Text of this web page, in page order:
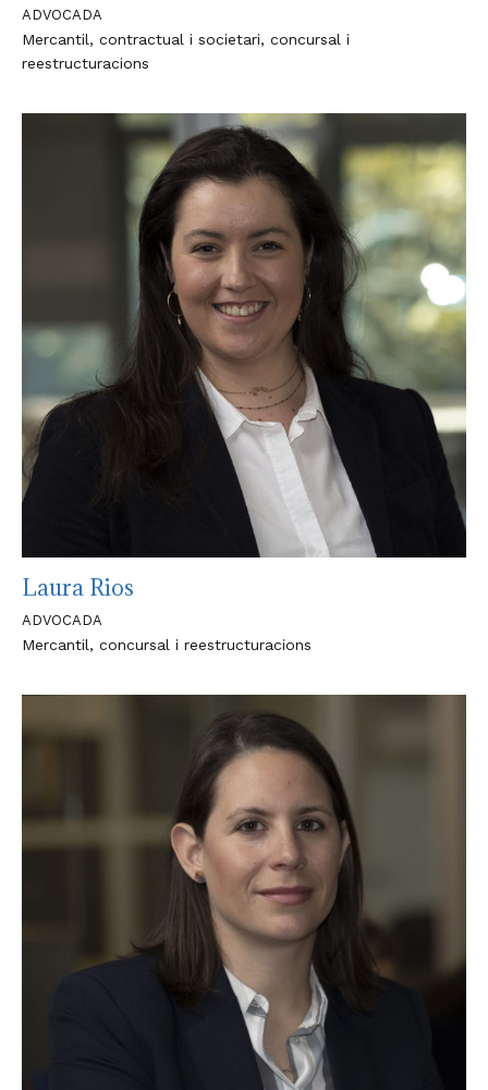
ADVOCADA
Mercantil, contractual i societari, concursal i
reestructuracions
Laura Rios
ADVOCADA
Mercantil, concursal i reestructuracions